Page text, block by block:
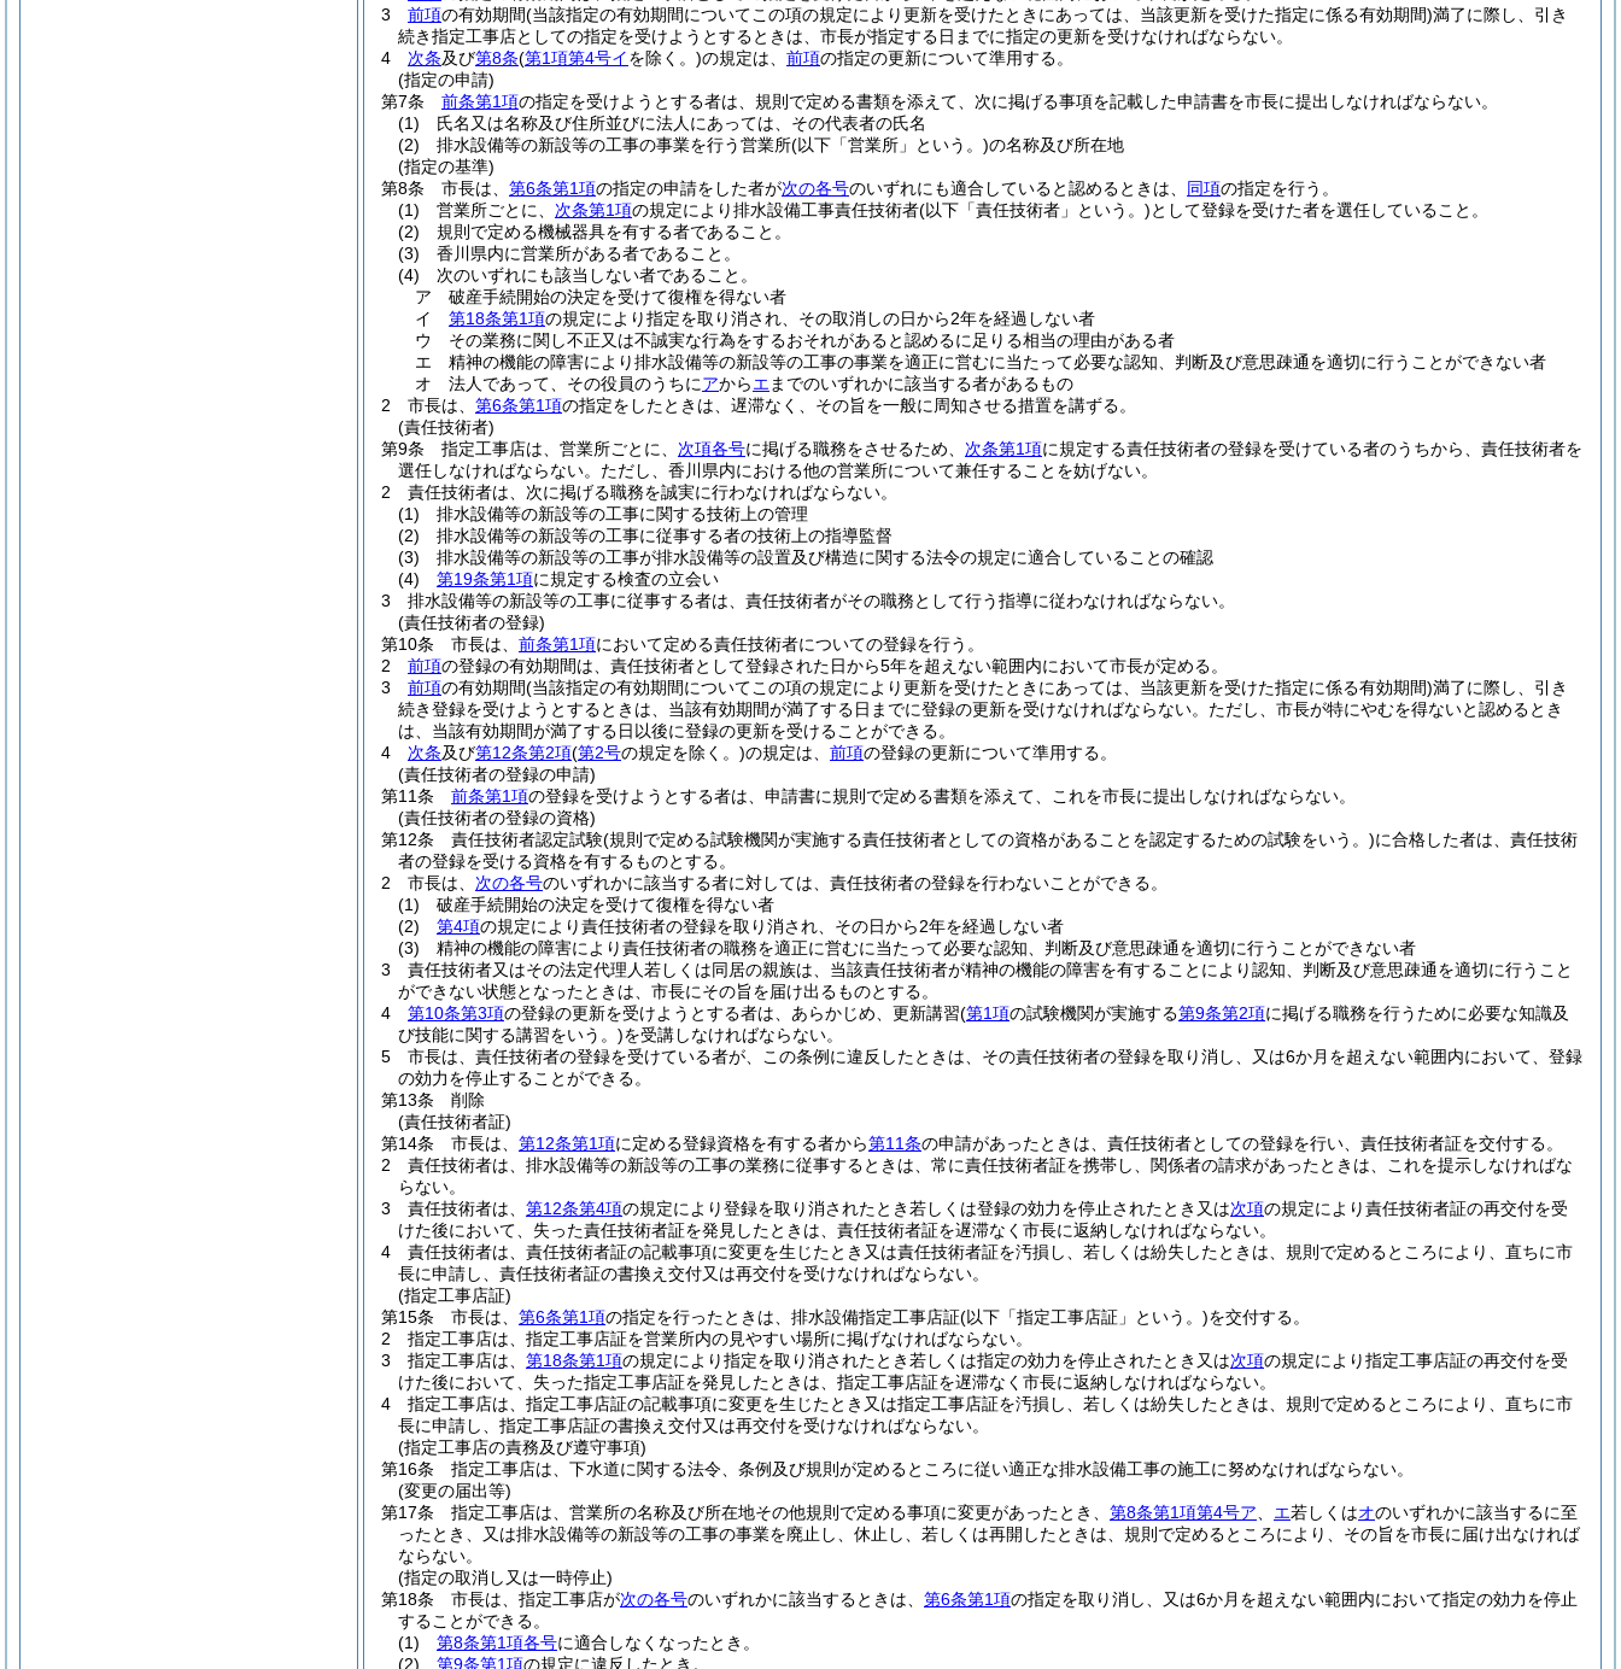
3
前項の有効期間(当該指定の有効期間についてこの項の規定により更新を受けたときにあっては、当該更新を受けた指定に係る有効期間)満了に際し、引き
続き指定工事店としての指定を受けようとするときは、市長が指定する日までに指定の更新を受けなければならない。
4
次条及び第8条(第1項第4号イを除く。)の規定は、 前項の指定の更新について準用する。
(指定の申請)
第7条
前条第1項の指定を受けようとする者は、規則で定める書類を添えて、次に掲げる事項を記載した申請書を市長に提出しなければならない。
(1)
氏名又は名称及び住所並びに法人にあっては、その代表者の氏名
(2)
排水設備等の新設等の工事の事業を行う営業所(以下「営業所」という。)の名称及び所在地
(指定の基準)
第8条
市長は、 第6条第1項の指定の申請をした者が次の各号のいずれにも適合していると認めるときは、 同項の指定を行う。
(1)
営業所ごとに、 次条第1項の規定により排水設備工事責任技術者(以下「責任技術者」という。)として登録を受けた者を選任していること。
(2)
規則で定める機械器具を有する者であること。
(3)
香川県内に営業所がある者であること。
(4)
次のいずれにも該当しない者であること。
ア
破産手続開始の決定を受けて復権を得ない者
イ
第18条第1項の規定により指定を取り消され、その取消しの日から2年を経過しない者
ウ
その業務に関し不正又は不誠実な行為をするおそれがあると認めるに足りる相当の理由がある者
エ
精神の機能の障害により排水設備等の新設等の工事の事業を適正に営むに当たって必要な認知、判断及び意思疎通を適切に行うことができない者
オ
法人であって、その役員のうちにアからエ までのいずれかに該当する者があるもの
2
市長は、 第6条第1項の指定をしたときは、遅滞なく、その旨を一般に周知させる措置を講ずる。
(責任技術者)
第9条
指定工事店は、営業所ごとに、 次項各号に掲げる職務をさせるため、 次条第1項に規定する責任技術者の登録を受けている者のうちから、責任技術者を
選任しなければならない。 ただし、香川県内における他の営業所について兼任することを妨げない。
2
責任技術者は、次に掲げる職務を誠実に行わなければならない。
(1)
排水設備等の新設等の工事に関する技術上の管理
(2)
排水設備等の新設等の工事に従事する者の技術上の指導監督
(3)
排水設備等の新設等の工事が排水設備等の設置及び構造に関する法令の規定に適合していることの確認
(4)
第19条第1項に規定する検査の立会い
3
排水設備等の新設等の工事に従事する者は、責任技術者がその職務として行う指導に従わなければならない。
(責任技術者の登録)
第10条
市長は、 前条第1項において定める責任技術者についての登録を行う。
2
前項の登録の有効期間は、責任技術者として登録された日から5年を超えない範囲内において市長が定める。
3
前項の有効期間(当該指定の有効期間についてこの項の規定により更新を受けたときにあっては、当該更新を受けた指定に係る有効期間)満了に際し、引き
続き登録を受けようとするときは、当該有効期間が満了する日までに登録の更新を受けなければならない。 ただし、市長が特にやむを得ないと認めるとき
は、当該有効期間が満了する日以後に登録の更新を受けることができる。
4
次条及び第12条第2項(第2号の規定を除く。)の規定は、 前項の登録の更新について準用する。
(責任技術者の登録の申請)
第11条
前条第1項の登録を受けようとする者は、申請書に規則で定める書類を添えて、これを市長に提出しなければならない。
(責任技術者の登録の資格)
第12条
責任技術者認定試験(規則で定める試験機関が実施する責任技術者としての資格があることを認定するための試験をいう。)に合格した者は、責任技術
者の登録を受ける資格を有するものとする。
2
市長は、 次の各号のいずれかに該当する者に対しては、責任技術者の登録を行わないことができる。
(1)
破産手続開始の決定を受けて復権を得ない者
(2)
第4項の規定により責任技術者の登録を取り消され、その日から2年を経過しない者
(3)
精神の機能の障害により責任技術者の職務を適正に営むに当たって必要な認知、判断及び意思疎通を適切に行うことができない者
3
責任技術者又はその法定代理人若しくは同居の親族は、当該責任技術者が精神の機能の障害を有することにより認知、判断及び意思疎通を適切に行うこと
ができない状態となったときは、市長にその旨を届け出るものとする。
4
第10条第3項の登録の更新を受けようとする者は、あらかじめ、更新講習(第1項の試験機関が実施する第9条第2項に掲げる職務を行うために必要な知識及
び技能に関する講習をいう。)を受講しなければならない。
5
市長は、責任技術者の登録を受けている者が、この条例に違反したときは、その責任技術者の登録を取り消し、又は6か月を超えない範囲内において、登録
の効力を停止することができる。
第13条
削除
(責任技術者証)
第14条
市長は、 第12条第1項に定める登録資格を有する者から第11条の申請があったときは、責任技術者としての登録を行い、責任技術者証を交付する。
2
責任技術者は、排水設備等の新設等の工事の業務に従事するときは、常に責任技術者証を携帯し、関係者の請求があったときは、これを提示しなければな
らない。
3
責任技術者は、 第12条第4項の規定により登録を取り消されたとき若しくは登録の効力を停止されたとき又は次項の規定により責任技術者証の再交付を受
けた後において、失った責任技術者証を発見したときは、責任技術者証を遅滞なく市長に返納しなければならない。
4
責任技術者は、責任技術者証の記載事項に変更を生じたとき又は責任技術者証を汚損し、若しくは紛失したときは、規則で定めるところにより、直ちに市
長に申請し、責任技術者証の書換え交付又は再交付を受けなければならない。
(指定工事店証)
第15条
市長は、 第6条第1項の指定を行ったときは、排水設備指定工事店証(以下「指定工事店証」という。)を交付する。
2
指定工事店は、指定工事店証を営業所内の見やすい場所に掲げなければならない。
3
指定工事店は、 第18条第1項の規定により指定を取り消されたとき若しくは指定の効力を停止されたとき又は次項の規定により指定工事店証の再交付を受
けた後において、失った指定工事店証を発見したときは、指定工事店証を遅滞なく市長に返納しなければならない。
4
指定工事店は、指定工事店証の記載事項に変更を生じたとき又は指定工事店証を汚損し、若しくは紛失したときは、規則で定めるところにより、直ちに市
長に申請し、指定工事店証の書換え交付又は再交付を受けなければならない。
(指定工事店の責務及び遵守事項)
第16条
指定工事店は、下水道に関する法令、条例及び規則が定めるところに従い適正な排水設備工事の施工に努めなければならない。
(変更の届出等)
第17条
指定工事店は、営業所の名称及び所在地その他規則で定める事項に変更があったとき、 第8条第1項第4号ア エ若しくはオのいずれかに該当するに至
ったとき、又は排水設備等の新設等の工事の事業を廃止し、休止し、若しくは再開したときは、規則で定めるところにより、その旨を市長に届け出なければ
ならない。
(指定の取消し又は一時停止)
第18条
市長は、指定工事店が次の各号のいずれかに該当するときは、 第6条第1項の指定を取り消し、又は6か月を超えない範囲内において指定の効力を停止
することができる。
(1)
第8条第1項各号に適合しなくなったとき。
(2)
第9条第1項の規定に違反したとき。